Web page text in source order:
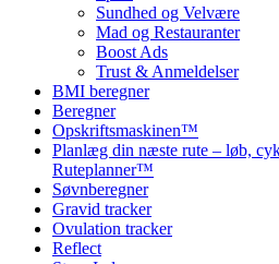
Sundhed og Velvære
Mad og Restauranter
Boost Ads
Trust & Anmeldelser
BMI beregner
Beregner
Opskriftsmaskinen™
Planlæg din næste rute – løb,
Ruteplanner™
Søvnberegner
Gravid tracker
Ovulation tracker
Reflect